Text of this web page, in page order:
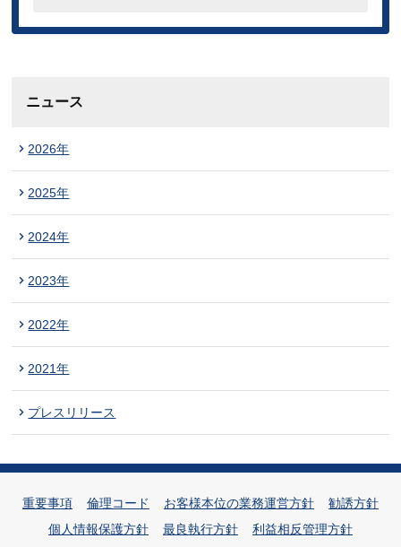
ニュース
2026年
2025年
2024年
2023年
2022年
2021年
プレスリリース
重要事項 倫理コード お客様本位の業務運営方針
勧誘方針
個人情報保護方針
最良執行方針
利益相反管理方針